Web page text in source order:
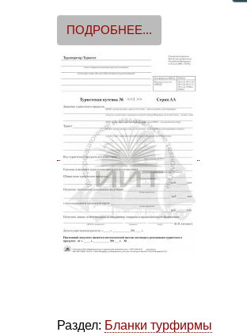
ПОДРОБНЕЕ...
Раздел: Бланки турфирмы